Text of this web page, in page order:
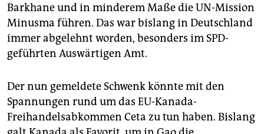
Barkhane und in minderem Maße die UN-Mission
Minusma führen. Das war bislang in Deutschland
immer abgelehnt worden, besonders im SPD-
geführten Auswärtigen Amt.
Der nun gemeldete Schwenk könnte mit den
Spannungen rund um das EU-Kanada-
Freihandelsabkommen Ceta zu tun haben. Bislang